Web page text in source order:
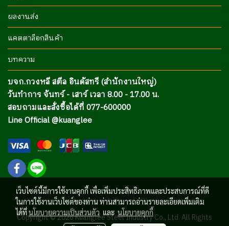
ผลงานส่ง
แคตตาล็อกสินค้า
บทความ
บจก.กวงหลี สตีล อินดัสทรี (สำนักงานใหญ่)
วันทำการ จันทร์ - เสาร์ เวลา 8.00 - 17.00 น.
สอบถามและสั่งซื้อได้ที่ 077-600000
Line Official @kuanglee
Copyright © 2026 Kuanglee Steel Industry Co., Ltd. All Rights
เว็บไซต์นี้มีการใช้งานคุกกี้ เพื่อเพิ่มประสิทธิภาพและประสบการณ์ที่ดี
ในการใช้งานเว็บไซต์ของท่าน ท่านสามารถอ่านรายละเอียดเพิ่มเติม
ได้ที่นโยบายความเป็นส่วนตัว และ นโยบายคุกกี้